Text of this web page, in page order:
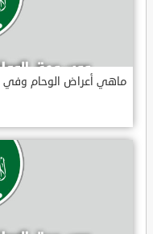
ماهي أعراض الوحام وفي